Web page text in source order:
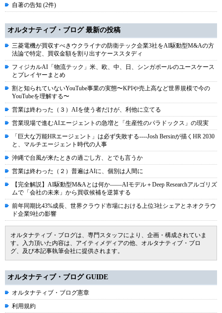
自著の告知 (2件)
オルタナティブ・ブログ 最新の投稿
三菱電機が買収すべきウクライナの防衛テック企業3社をAI駆動型M&Aの方
法論で特定、買収金額を割り出すケーススタディ
フィジカルAI「物流テック」米、欧、中、日、シンガポールのユースケース
とプレイヤーまとめ
割と知られていないYouTube事業の実態〜KPIや売上高など世界規模で今の
YouTubeを理解する〜
営業は終わった（３）AIを使う者だけが、利他に立てる
営業現場で進むAIエージェントの急増と「生産性のパラドックス」の現実
「巨大な万能HRエージェント」は必ず失敗する----Josh Bersinが描くHR 2030
と、マルチエージェント時代の人事
沖縄で台風が来たときの過ごし方、とでも言うか
営業は終わった（２）普遍はAIに、個別は人間に
【完全解説】AI駆動型M&Aとは何か――AIモデル＋Deep Researchアルゴリズ
ムで「会社の未来」から買収候補を逆算する
前年同期比43%成長、世界クラウド市場における上位3社シェアとネオクラウ
ド企業9社の影響
オルタナティブ・ブログは、専門スタッフにより、企画・構成されていま
す。入力頂いた内容は、アイティメディアの他、オルタナティブ・ブロ
グ、及び本記事執筆会社に提供されます。
オルタナティブ・ブログ GUIDE
オルタナティブ・ブログ憲章
利用規約